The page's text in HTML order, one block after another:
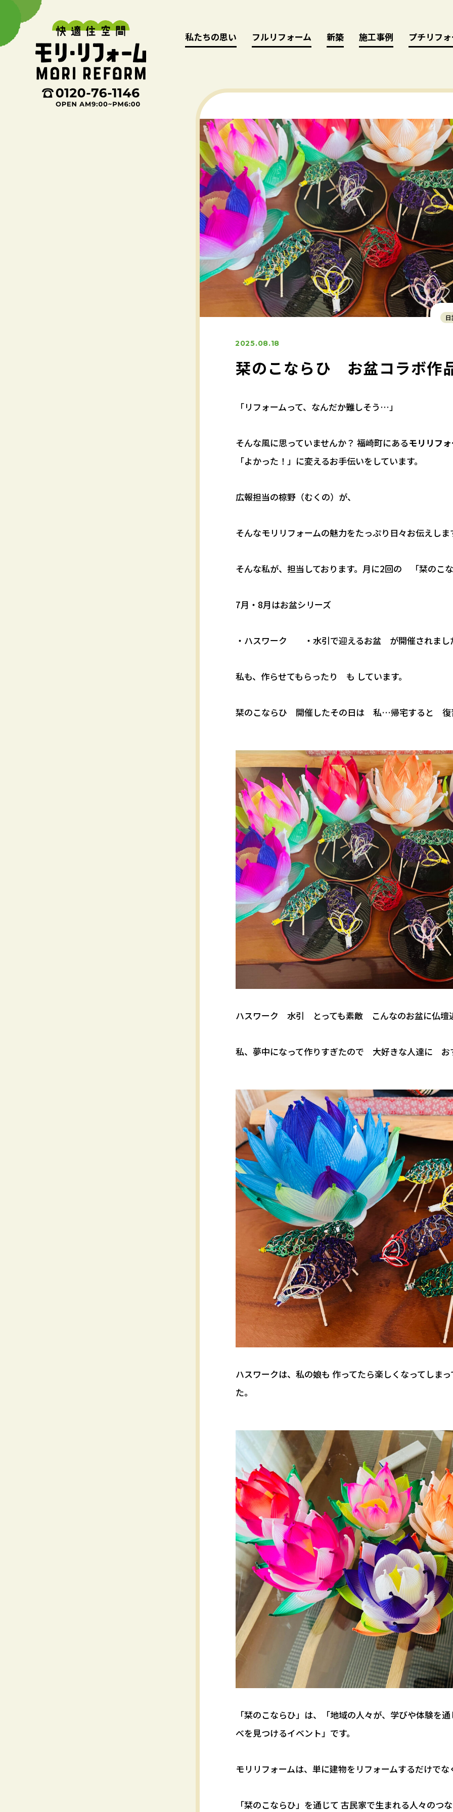
私たちの思い
私たちの思い フルリフォーム
フルリフォーム 新築
新築 施工事例
施工事例 プチリフ
プチリフ
日
2025.08.18
栞のこならひ お盆コラボ作
「リフォームって、なんだか難しそう…」
そんな風に思っていませんか？ 福崎町にあるモリリフ
「よかった！」に変えるお手伝いをしています。
広報担当の椋野（むくの）が、
そんなモリリフォームの魅力をたっぷり日々お伝えしま
そんな私が、担当しております。月に2回の 「栞のこな
7月・8月はお盆シリーズ
・ハスワーク ・水引で迎えるお盆 が開催されまし
私も、作らせてもらったり も しています。
栞のこならひ 開催したその日は 私…帰宅すると 復習
ハスワーク 水引 とっても素敵 こんなのお盆に仏壇
私、夢中になって作りすぎたので 大好きな人達に お
ハスワークは、私の娘も 作ってたら楽しくなってしま
た。
「栞のこならひ」は、「地域の人々が、学びや体験を
べを見つけるイベント」です。
モリリフォームは、単に建物をリフォームするだけでな
「栞のこならひ」を通じて 古民家で生まれる人々のつ